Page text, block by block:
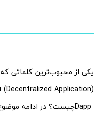
یکی از محبوب‌‌ترین کلماتی